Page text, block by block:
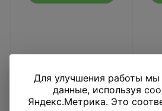
Для улучшения работы
данные, используя
Яндекс.Метрика. Это